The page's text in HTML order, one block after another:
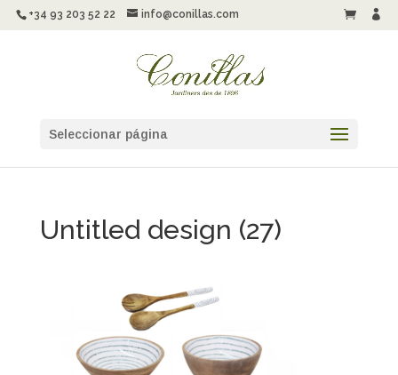
+34 93 203 52 22 info@conillas.com 

Seleccionar página
Untitled design (27)